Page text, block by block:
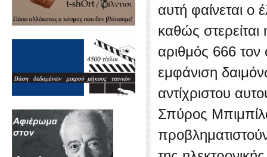
αυτή φαίνεται
καθώς στερείται
αριθμός 666 τον
εμφάνιση
αντίχριστου
Σπύρος